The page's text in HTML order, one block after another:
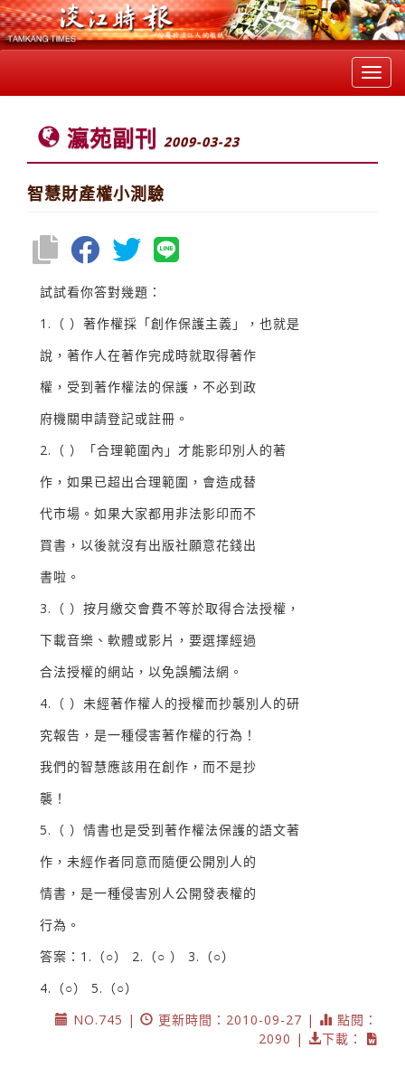
瀛苑副刊 2009-03-23
智慧財產權小測驗
試試看你答對幾題：
1.（ ）著作權採「創作保護主義」，也就是
說，著作人在著作完成時就取得著作
權，受到著作權法的保護，不必到政
府機關申請登記或註冊。
2.（ ）「合理範圍內」才能影印別人的著
作，如果已超出合理範圍，會造成替
代市場。如果大家都用非法影印而不
買書，以後就沒有出版社願意花錢出
書啦。
3.（ ）按月繳交會費不等於取得合法授權，
下載音樂、軟體或影片，要選擇經過
合法授權的網站，以免誤觸法網。
4.（ ）未經著作權人的授權而抄襲別人的研
究報告，是一種侵害著作權的行為！
我們的智慧應該用在創作，而不是抄
襲！
5.（ ）情書也是受到著作權法保護的語文著
作，未經作者同意而隨便公開別人的
情書，是一種侵害別人公開發表權的
行為。
答案：1.（○） 2.（○ ） 3.（○）
4.（○） 5.（○）
NO.745 |
更新時間：2010-09-27 |
點閱：
2090 |
下載：